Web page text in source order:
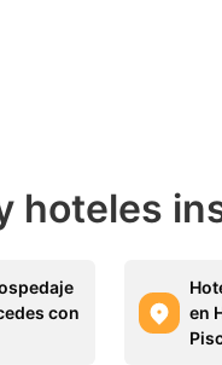
hoteles
con
en